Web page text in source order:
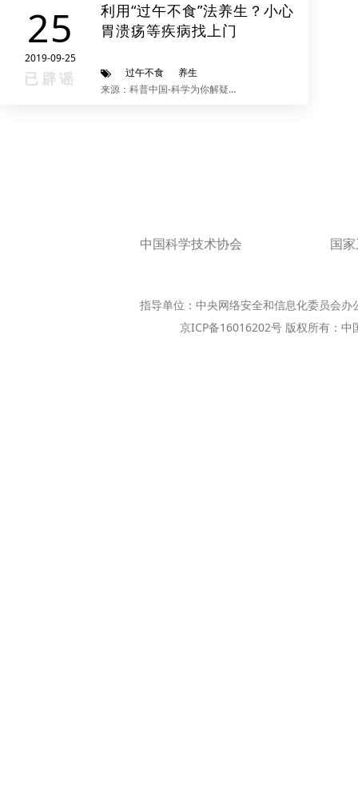
25
2019-09-25
已辟谣
利用“过午不食”法养生？小心
胃溃疡等疾病找上门
过午不食
养生
来源：科普中国-科学为你解疑释惑
中国科学技术协会 国
指导单位：中央网络安全和信息化委员会
京ICP备16016202号 版权所有：